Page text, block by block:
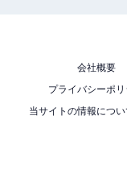
ラ
会社概要
プライバシーポリ
当サイトの情報につ